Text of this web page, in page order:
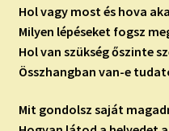
Hol vagy most és hova
Milyen lépéseket fogsz
Hol van szükség őszinte
Összhangban van-e
Mit gondolsz saját